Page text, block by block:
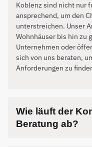
Koblenz sind nicht nur
ansprechend, um den
unterstreichen. Unser
Wohnhäuser bis hin zu
Unternehmen oder
sich von uns beraten,
Anforderungen zu
Wie läuft der
Beratung ab?